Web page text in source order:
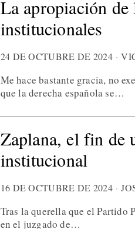
La apropiación de
institucionales
24 DE OCTUBRE DE 2024
Me hace bastante gracia, no
que la derecha española se…
Zaplana, el fin de
institucional
16 DE OCTUBRE DE 2024
Tras la querella que el Partido
en el juzgado de…